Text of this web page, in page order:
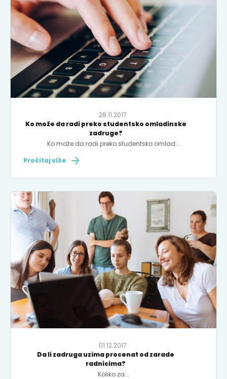
28.11.2017.
Ko može da radi preko studentsko omladinske
zadruge?
Ko može da radi preko studentsko omlad...
Pročitaj više
01.12.2017.
Da li zadruga uzima procenat od zarade
radnicima?
Koliko za...